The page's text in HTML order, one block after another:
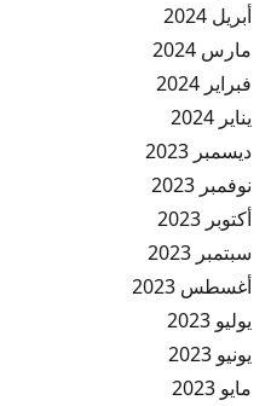
أبريل 2024
مارس 2024
فبراير 2024
يناير 2024
ديسمبر 2023
نوفمبر 2023
أكتوبر 2023
سبتمبر 2023
أغسطس 2023
يوليو 2023
يونيو 2023
مايو 2023